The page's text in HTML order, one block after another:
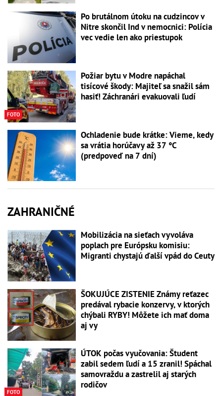
Po brutálnom útoku na cudzincov v
Nitre skončil Ind v nemocnici: Polícia
vec vedie len ako priestupok
FOTO
Požiar bytu v Modre napáchal
tisícové škody: Majiteľ sa snažil sám
hasiť! Záchranári evakuovali ľudí
Ochladenie bude krátke: Vieme, kedy
sa vrátia horúčavy až 37 °C
(predpoveď na 7 dní)
ZAHRANIČNÉ
Mobilizácia na sieťach vyvoláva
poplach pre Európsku komisiu:
Migranti chystajú ďalší vpád do Ceuty
ŠOKUJÚCE ZISTENIE Známy reťazec
predával rybacie konzervy, v ktorých
chýbali RYBY! Môžete ich mať doma
aj vy
FOTO
ÚTOK počas vyučovania: Študent
zabil sedem ľudí a 15 zranil! Spáchal
samovraždu a zastrelil aj starých
rodičov